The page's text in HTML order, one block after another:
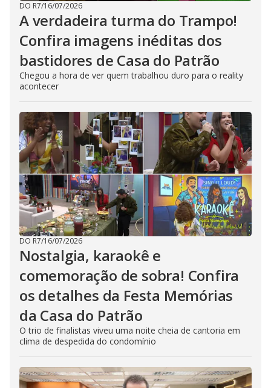
DO R7/16/07/2026
A verdadeira turma do Trampo!
Confira imagens inéditas dos
bastidores de Casa do Patrão
Chegou a hora de ver quem trabalhou duro para o reality
acontecer
DO R7/16/07/2026
Nostalgia, karaokê e
comemoração de sobra! Confira
os detalhes da Festa Memórias
da Casa do Patrão
O trio de finalistas viveu uma noite cheia de cantoria em
clima de despedida do condomínio